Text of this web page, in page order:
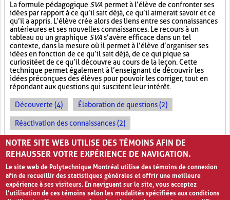
La formule pédagogique SVA permet à l’élève de confronter ses
idées par rapport à ce qu’il sait déjà, ce qu’il aimerait savoir et ce
qu’il a appris. L’élève crée alors des liens entre ses connaissances
antérieures et ses nouvelles connaissances. Le recours à un
tableau ou un graphique SVA s’avère efficace dans un tel
contexte, dans la mesure où il permet à l’élève d’organiser ses
idées en fonction de ce qu’il sait déjà, de ce qui pique sa
curiosité et de ce qu’il découvre au cours de la leçon. Cette
technique permet également à l’enseignant de découvrir les
idées préconçues des élèves pour pouvoir les corriger, tout en
répondant aux questions qui suscitent leur intérêt.
Découverte (4) Élaboration de questions (2)
Réactivation des connaissances (2)
Évolution des apprentissages (2)
NOTRE SITE WEB UTILISE DES TÉMOINS AFIN DE
REHAUSSER VOTRE EXPÉRIENCE DE NAVIGATION.
Le site web de Polytechnique Montréal utilise des témoins de connexion
afin de recueillir des statistiques générales et offrir une meilleure
expérience à ses visiteurs. En naviguant sur le site, vous acceptez
l’utilisation de ces témoins selon les modalités spécifiées aux conditions